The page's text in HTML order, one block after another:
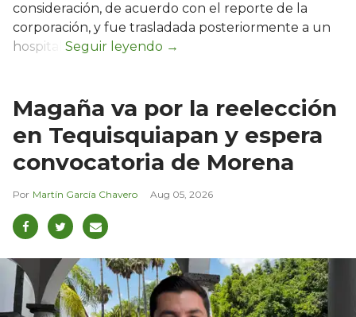
consideración, de acuerdo con el reporte de la
corporación, y fue trasladada posteriormente a un
hospital.
Magaña va por la reelección
en Tequisquiapan y espera
convocatoria de Morena
Martín García Chavero Aug 05, 2026